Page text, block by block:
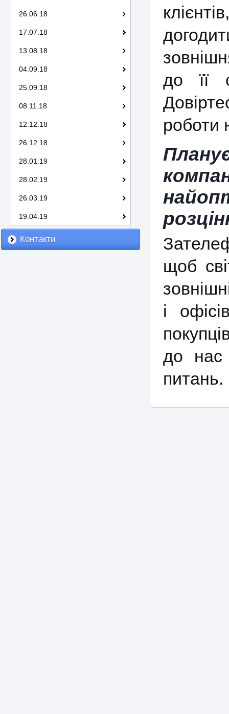
26.06.18
17.07.18
13.08.18
04.09.18
25.09.18
08.11.18
12.12.18
26.12.18
28.01.19
28.02.19
26.03.19
19.04.19
Контакти
до її
роботи
щоб
і
до нас
питань.